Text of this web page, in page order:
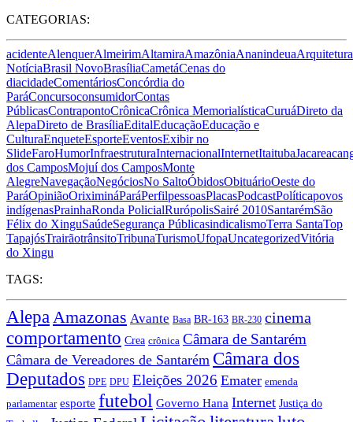
CATEGORIAS:
acidenteAlenquerAlmeirimAltamiraAmazôniaAnanindeuaArquitetura
NotíciaBrasil NovoBrasíliaCametáCenas do
diacidadeComentáriosConcórdia do
ParáConcursoconsumidorContas
PúblicasContrapontoCrônicaCrônica MemorialísticaCuruáDireto da
AlepaDireto de BrasíliaEditalEducaçãoEducação e
CulturaEnqueteEsporteEventosExibir no
SlideFaroHumorInfraestruturaInternacionalInternetItaituba
dos CamposMojuí dos CamposMonte
AlegreNavegaçãoNegóciosNo SaltoÓbidosObituárioOeste do
ParáOpiniãoOriximináParáPerfilpessoasPlacasPodcastPolíticapovos
indígenasPrainhaRonda PolicialRurópolisSairé 2010SantarémSão
Félix do XinguSaúdeSegurança PúblicasindicalismoTerra SantaTop
TapajósTrairãotrânsitoTribunaTurismoUfopaUncategorizedVitória
do Xingu
TAGS:
Alepa Amazonas Avante Basa BR-163 BR-230 cinema
comportamento Crea crônica Câmara de Santarém
Câmara de Vereadores de Santarém Câmara dos
Deputados DPE DPU Eleições 2026 Emater emenda
parlamentar esporte futebol Governo Hana Internet Justiça do